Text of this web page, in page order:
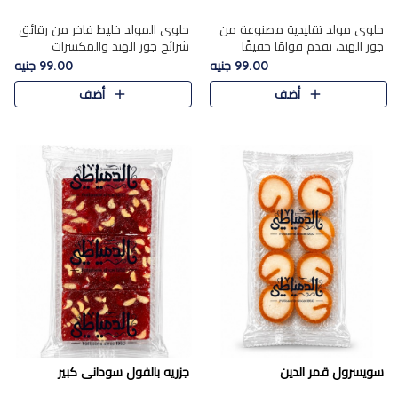
حلوى مولد تقليدية مصنوعة من
جوز الهند، تقدم قوامًا خفيفًا
ونكهة شرقية أصيلة تجسد روح
الـموسم الأعياد.
99.00 جنيه
أضف
حلوى المولد خليط فاخر من رقائق
شرائح جوز الهند والمكسرات
المحمصة، متماسك بشراب حلاوة
الكراميل الخفيفة ليمنحك قرمشة
غنية ومذاقًا شرقيًا أصيلً..
99.00 جنيه
أضف
سويسرول قمر الدين جزريه بالفول سودانى كبير